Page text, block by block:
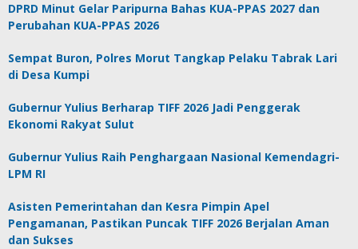
DPRD Minut Gelar Paripurna Bahas KUA-PPAS 2027 dan
Perubahan KUA-PPAS 2026
Sempat Buron, Polres Morut Tangkap Pelaku Tabrak Lari
di Desa Kumpi
Gubernur Yulius Berharap TIFF 2026 Jadi Penggerak
Ekonomi Rakyat Sulut
Gubernur Yulius Raih Penghargaan Nasional Kemendagri-
LPM RI
Asisten Pemerintahan dan Kesra Pimpin Apel
Pengamanan, Pastikan Puncak TIFF 2026 Berjalan Aman
dan Sukses